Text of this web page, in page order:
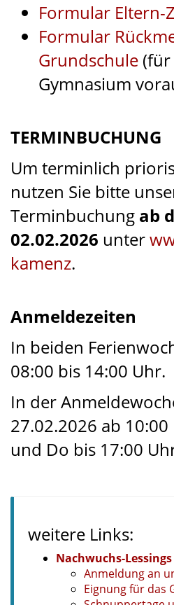
Formular Eltern-
Formular
Grundschule
Gymnasium
TERMINBUCHUNG
Um terminlich
nutzen Sie bitte
Terminbuchung ab
02.02.2026 unter
kamenz.
Anmeldezeiten
In beiden
08:00 bis 14:00 Uhr.
In der
27.02.2026 ab
und Do bis 17:00
weitere Links:
Nachwuchs-Lessings
Anmeldung an
Eignung für das